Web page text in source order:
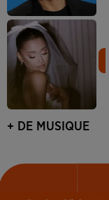
+ DE MUSIQUE